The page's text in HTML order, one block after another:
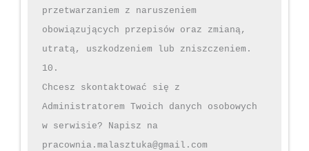
przetwarzaniem z naruszeniem
obowiązujących przepisów oraz zmianą,
utratą, uszkodzeniem lub zniszczeniem.
10.
Chcesz skontaktować się z
Administratorem Twoich danych osobowych
w serwisie? Napisz na
pracownia.malasztuka@gmail.com